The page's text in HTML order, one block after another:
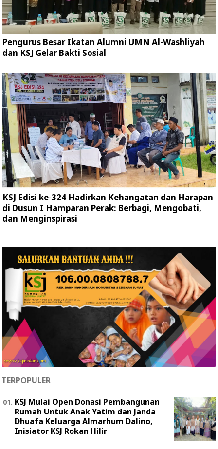
Pengurus Besar Ikatan Alumni UMN Al-Washliyah
dan KSJ Gelar Bakti Sosial
KSJ Edisi ke-324 Hadirkan Kehangatan dan Harapan
di Dusun I Hamparan Perak: Berbagi, Mengobati,
dan Menginspirasi
TERPOPULER
KSJ Mulai Open Donasi Pembangunan
Rumah Untuk Anak Yatim dan Janda
Dhuafa Keluarga Almarhum Dalino,
Inisiator KSJ Rokan Hilir